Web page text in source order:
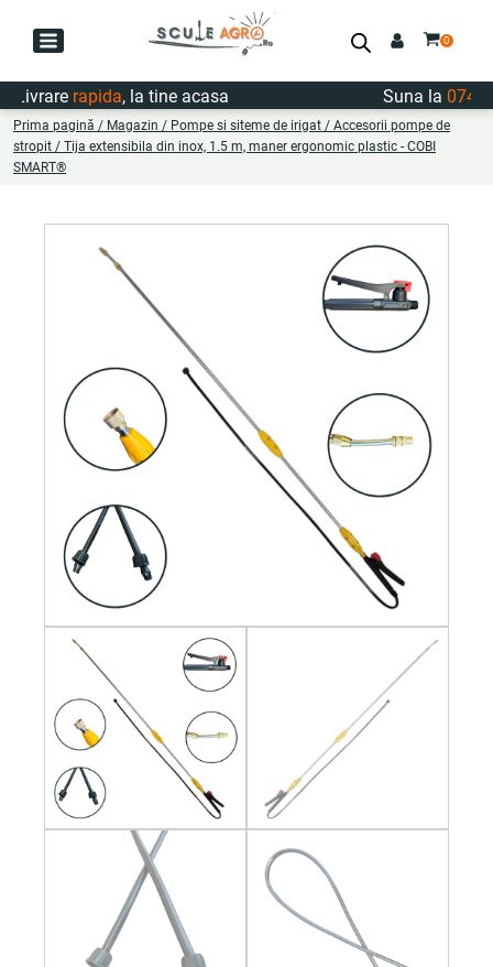
rapida, la tine acasa Suna la
Prima pagină / Magazin / Pompe si siteme de irigat / Accesorii pompe de
stropit / Tija extensibila din inox, 1.5 m, maner ergonomic plastic - COBI
SMART®